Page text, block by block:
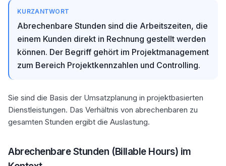
KURZANTWORT
Abrechenbare Stunden sind die Arbeitszeiten, die
einem Kunden direkt in Rechnung gestellt werden
können. Der Begriff gehört im Projektmanagement
zum Bereich Projektkennzahlen und Controlling.
Sie sind die Basis der Umsatzplanung in projektbasierten
Dienstleistungen. Das Verhältnis von abrechenbaren zu
gesamten Stunden ergibt die Auslastung.
Abrechenbare Stunden (Billable Hours) im